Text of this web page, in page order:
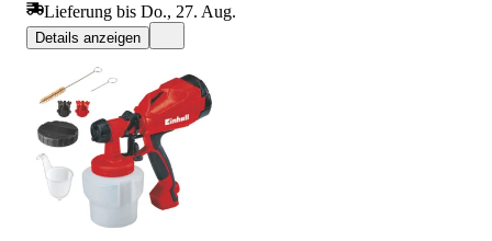
Lieferung bis Do., 27. Aug.
Details anzeigen